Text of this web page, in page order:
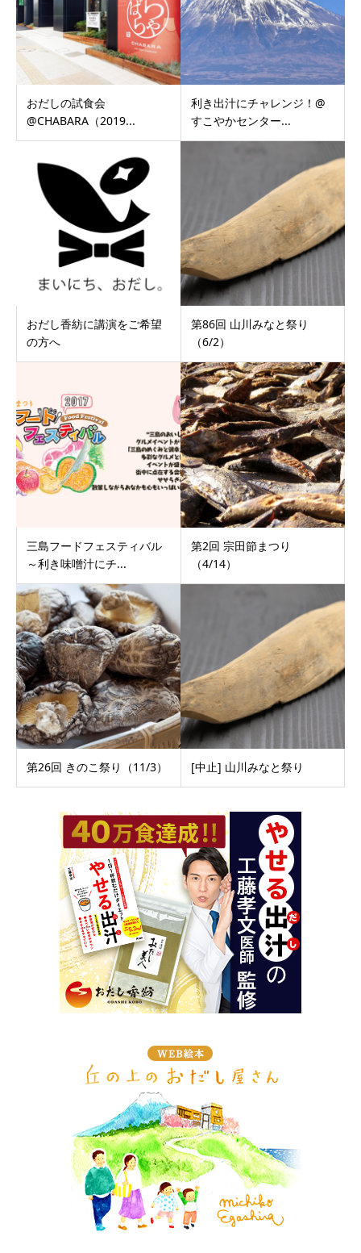
おだしの試食会
@CHABARA（2019...
利き出汁にチャレンジ！@
すこやかセンター...
おだし香紡に講演をご希望
の方へ
第86回 山川みなと祭り
（6/2）
三島フードフェスティバル
～利き味噌汁にチ...
第2回 宗田節まつり
（4/14）
第26回 きのこ祭り（11/3） [中止] 山川みなと祭り